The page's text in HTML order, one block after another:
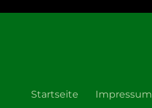
Startseite Impressum